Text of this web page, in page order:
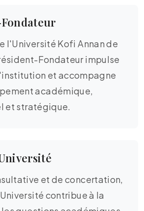
l'Université Kofi Annan de
Fondateur impulse
et accompagne
académique,
et stratégique.
et de concertation,
contribue à la